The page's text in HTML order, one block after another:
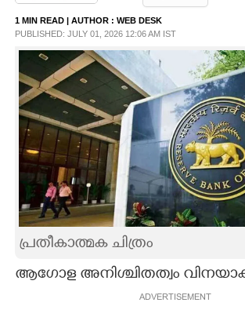
LIFESTYLE
SPIRITUAL
INFO+
ART
ASTRO
1 MIN READ | AUTHOR : WEB DESK
PUBLISHED: JULY 01, 2026 12:06 AM IST
പ്രതീകാത്മക ചിത്രം
ആഗോള അനിശ്ചിതത്വം
ADVERTISEMENT